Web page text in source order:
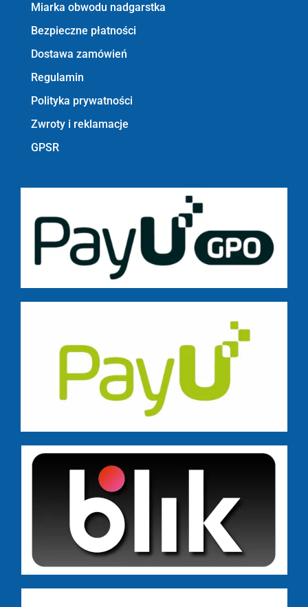
Miarka obwodu nadgarstka
Bezpieczne płatności
Dostawa zamówień
Regulamin
Polityka prywatności
Zwroty i reklamacje
GPSR